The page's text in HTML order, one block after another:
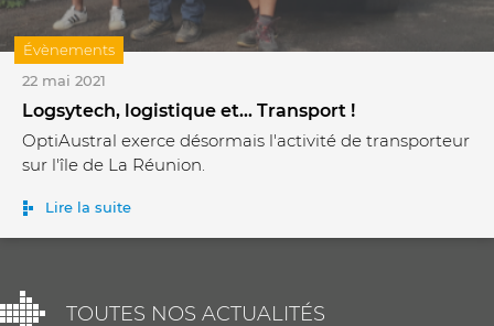
22 mai 2021
Logsytech, logistique et… Transport !
OptiAustral exerce désormais l'activité de transporteur
sur l'île de La Réunion.
Lire la suite
Évènements
TOUTES NOS ACTUALITÉS